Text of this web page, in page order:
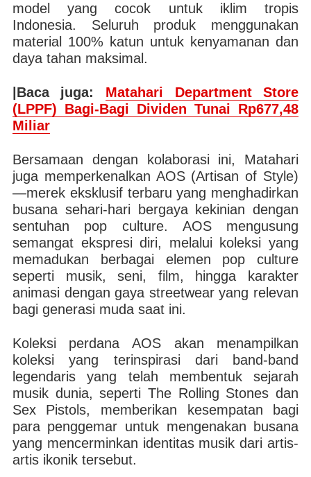
model yang cocok untuk iklim tropis
Indonesia. Seluruh produk menggunakan
material 100% katun untuk kenyamanan dan
daya tahan maksimal.
|Baca juga: Matahari Department Store
(LPPF) Bagi-Bagi Dividen Tunai Rp677,48
Miliar
Bersamaan dengan kolaborasi ini, Matahari
juga memperkenalkan AOS (Artisan of Style)
—merek eksklusif terbaru yang menghadirkan
busana sehari-hari bergaya kekinian dengan
sentuhan pop culture. AOS mengusung
semangat ekspresi diri, melalui koleksi yang
memadukan berbagai elemen pop culture
seperti musik, seni, film, hingga karakter
animasi dengan gaya streetwear yang relevan
bagi generasi muda saat ini.
Koleksi perdana AOS akan menampilkan
koleksi yang terinspirasi dari band-band
legendaris yang telah membentuk sejarah
musik dunia, seperti The Rolling Stones dan
Sex Pistols, memberikan kesempatan bagi
para penggemar untuk mengenakan busana
yang mencerminkan identitas musik dari artis-
artis ikonik tersebut.